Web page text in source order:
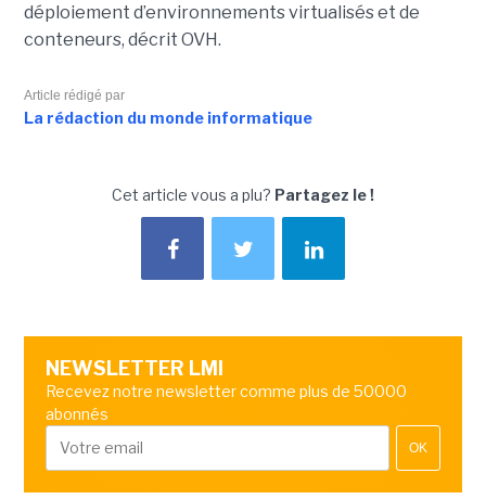
déploiement d’environnements virtualisés et de
conteneurs, décrit OVH.
Article rédigé par
La rédaction du monde informatique
Cet article vous a plu? Partagez le !
NEWSLETTER LMI
Recevez notre newsletter comme plus de 50000
abonnés
OK